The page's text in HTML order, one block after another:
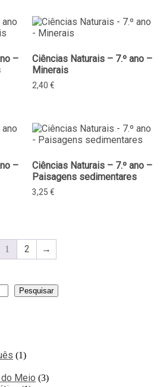
–
Ciências Naturais – 7.º ano –
Minerais
2,40 €
–
Ciências Naturais – 7.º ano –
Paisagens sedimentares
3,25 €
1 2
→
Pesquisar
1
do Meio 3